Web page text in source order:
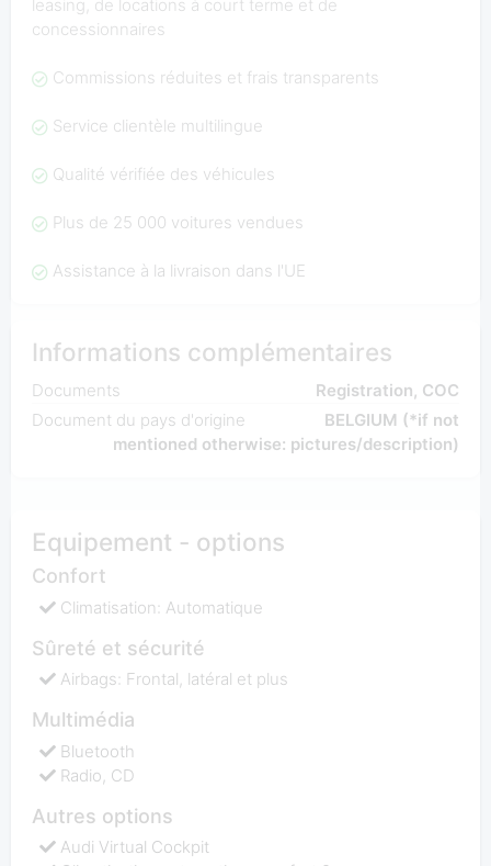
leasing, de locations à court terme et de
concessionnaires
Commissions réduites et frais transparents
Service clientèle multilingue
Qualité vérifiée des véhicules
Plus de 25 000 voitures vendues
Assistance à la livraison dans l'UE
Informations complémentaires
Documents
Registration, COC
Document du pays d'origine
BELGIUM (*if not
mentioned otherwise: pictures/description)
Equipement - options
Confort
Climatisation: Automatique
Sûreté et sécurité
Airbags: Frontal, latéral et plus
Multimédia
Bluetooth
Radio, CD
Autres options
Audi Virtual Cockpit